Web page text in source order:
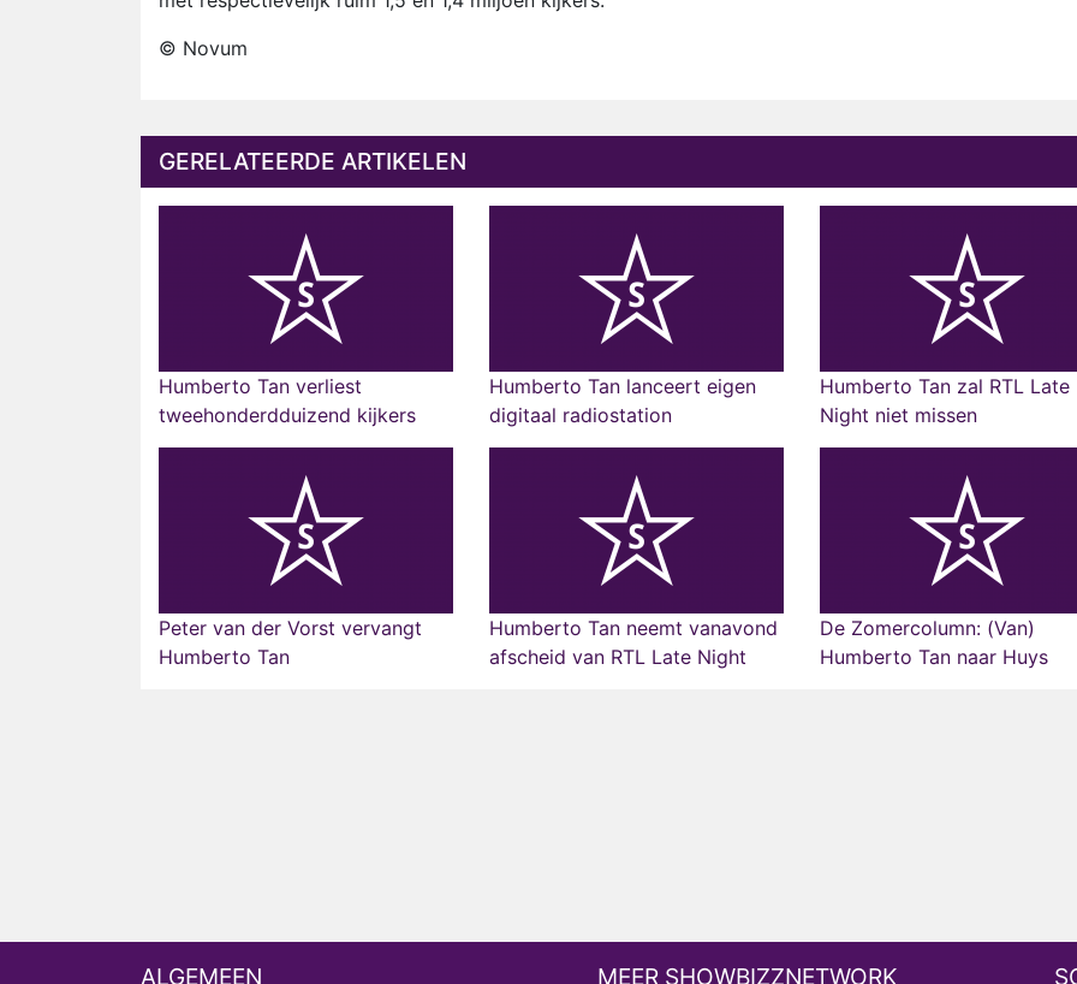
© Novum
GERELATEERDE ARTIKELEN
Humberto Tan verliest
tweehonderdduizend kijkers
Humberto Tan lanceert eigen
digitaal radiostation
Humberto Tan zal RTL Late
Night niet missen
Peter van der Vorst vervangt
Humberto Tan
Humberto Tan neemt vanavond
afscheid van RTL Late Night
De Zomercolumn: (Van)
Humberto Tan naar Huys
ALGEMEEN MEER SHOWBIZZNETWORK